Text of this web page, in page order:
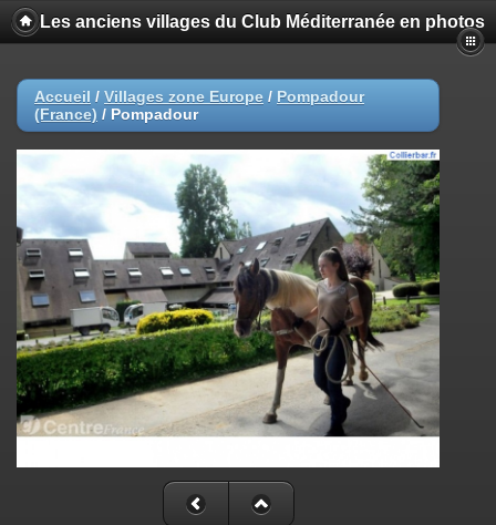
Les anciens villages du Club Méditerranée en photos
Accueil / Villages zone Europe / Pompadour
(France) / Pompadour